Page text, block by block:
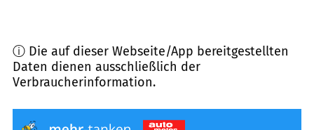
ⓘ Die auf dieser Webseite/App bereitgestellten
Daten dienen ausschließlich der
Verbraucherinformation.